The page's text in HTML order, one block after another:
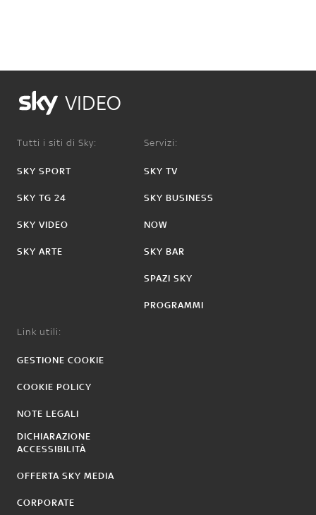
VIDEO
Tutti i siti di Sky:
SKY SPORT
SKY TG 24
SKY VIDEO
SKY ARTE
Servizi:
SKY TV
SKY BUSINESS
NOW
SKY BAR
SPAZI SKY
PROGRAMMI
Link utili:
GESTIONE COOKIE
COOKIE POLICY
NOTE LEGALI
DICHIARAZIONE
ACCESSIBILITÀ
OFFERTA SKY MEDIA
CORPORATE